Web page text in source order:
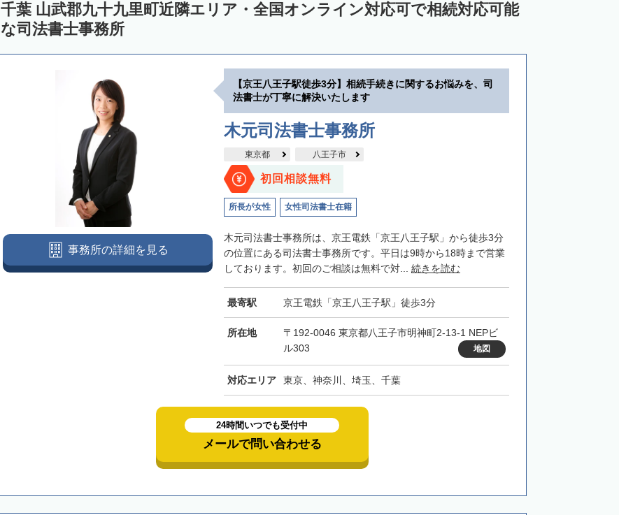
千葉 山武郡九十九里町近隣エリア・全国オンライン対応可で相続対応可能
な司法書士事務所
【京王八王子駅徒歩3分】相続手続きに関するお悩みを、司
法書士が丁寧に解決いたします
木元司法書士事務所
東京都 八王子市
初回相談無料
所長が女性 女性司法書士在籍
木元司法書士事務所は、京王電鉄「京王八王子駅」から徒歩3分
の位置にある司法書士事務所です。平日は9時から18時まで営業
しております。初回のご相談は無料で対... 続きを読む
最寄駅 京王電鉄「京王八王子駅」徒歩3分
所在地
〒192-0046 東京都八王子市明神町2-13-1 NEPビ
ル303
地図
対応エリア 東京、神奈川、埼玉、千葉
事務所の詳細を見る
24時間いつでも受付中
メールで問い合わせる